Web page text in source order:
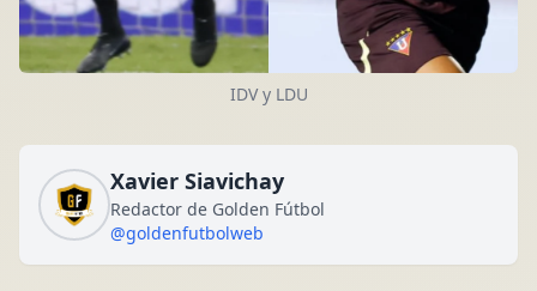
IDV y LDU
Xavier Siavichay
Redactor de Golden Fútbol
@goldenfutbolweb